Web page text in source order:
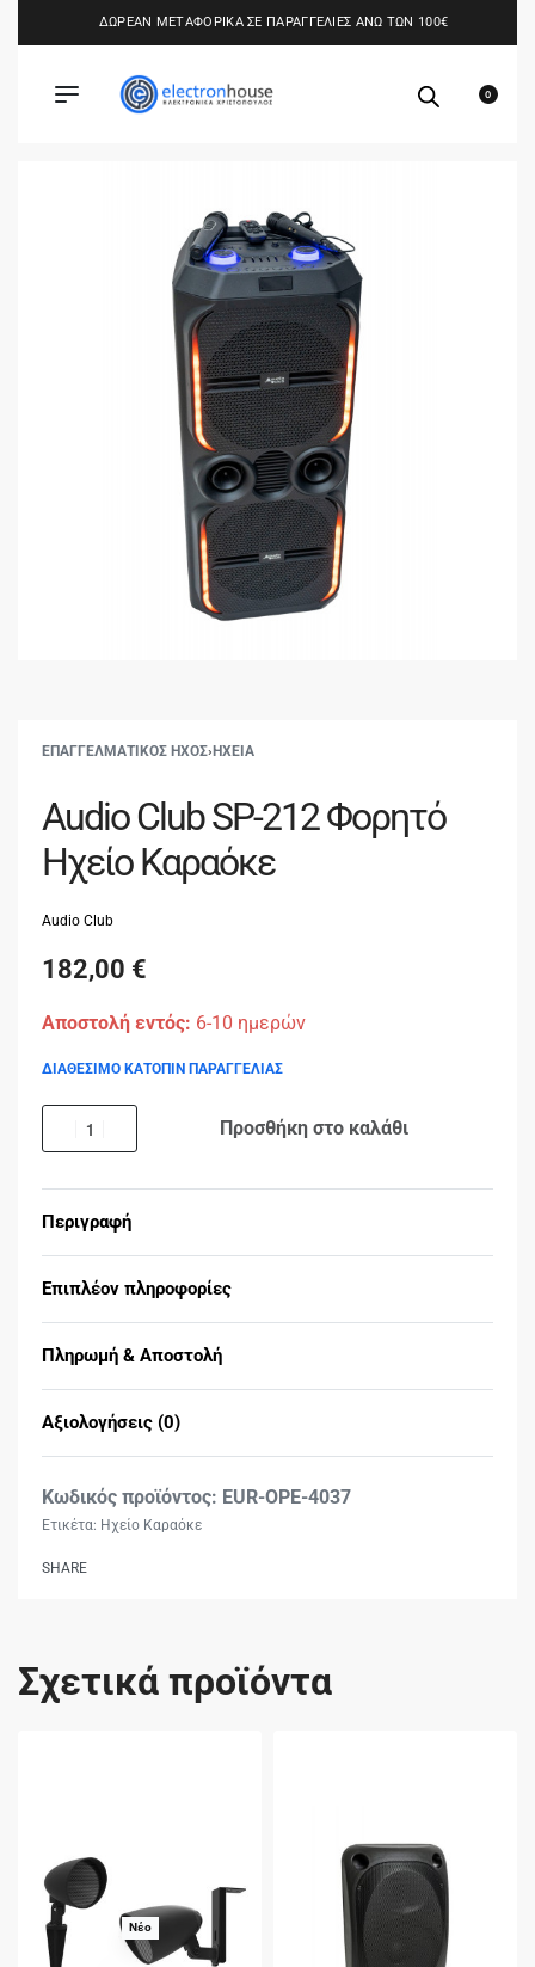
ΔΩΡΕΑΝ ΜΕΤΑΦΟΡΙΚΑ ΣΕ ΠΑΡΑΓΓΕΛΙΕΣ ΑΝΩ ΤΩΝ 100€
0
ΕΠΑΓΓΕΛΜΑΤΙΚΟΣ ΗΧΟΣ› ΗΧΕΙΑ
Audio Club SP-212 Φορητό
Ηχείο Καραόκε
Audio Club
182,00 €
Αποστολή εντός: 6-10 ημερών
ΔΙΑΘΕΣΙΜΟ ΚΑΤΟΠΙΝ ΠΑΡΑΓΓΕΛΙΑΣ
Προσθήκη στο καλάθι
Περιγραφή
Επιπλέον πληροφορίες
Πληρωμή & Αποστολή
Αξιολογήσεις (0)
EUR-OPE-4037
Ετικέτα: Ηχείο Καραόκε
SHARE
Σχετικά προϊόντα
Νέο